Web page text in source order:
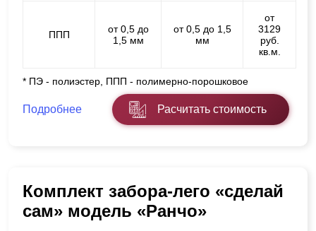
ППП
от 0,5 до
1,5 мм
от 0,5 до 1,5
мм
от
3129
руб.
кв.м.
* ПЭ - полиэстер, ППП - полимерно-порошковое
Подробнее Расчитать стоимость
Комплект забора-лего «сделай
сам» модель «Ранчо»